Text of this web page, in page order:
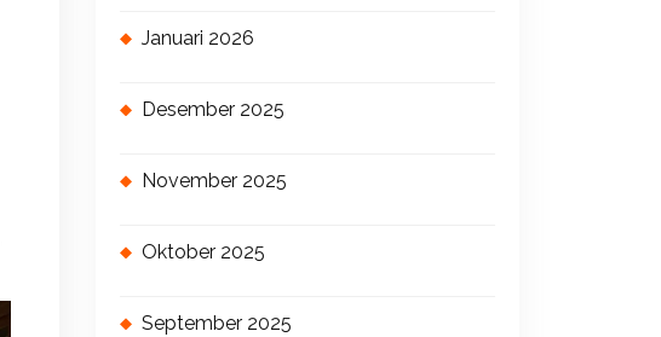
Januari 2026
Desember 2025
November 2025
Oktober 2025
September 2025